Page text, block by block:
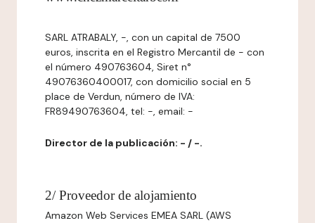
SARL ATRABALY, -, con un capital de 7500
euros, inscrita en el Registro Mercantil de - con
el número 490763604, Siret n°
49076360400017, con domicilio social en 5
place de Verdun, número de IVA:
FR89490763604, tel: -, email: -
Director de la publicación: - / -.
2/ Proveedor de alojamiento
Amazon Web Services EMEA SARL (AWS